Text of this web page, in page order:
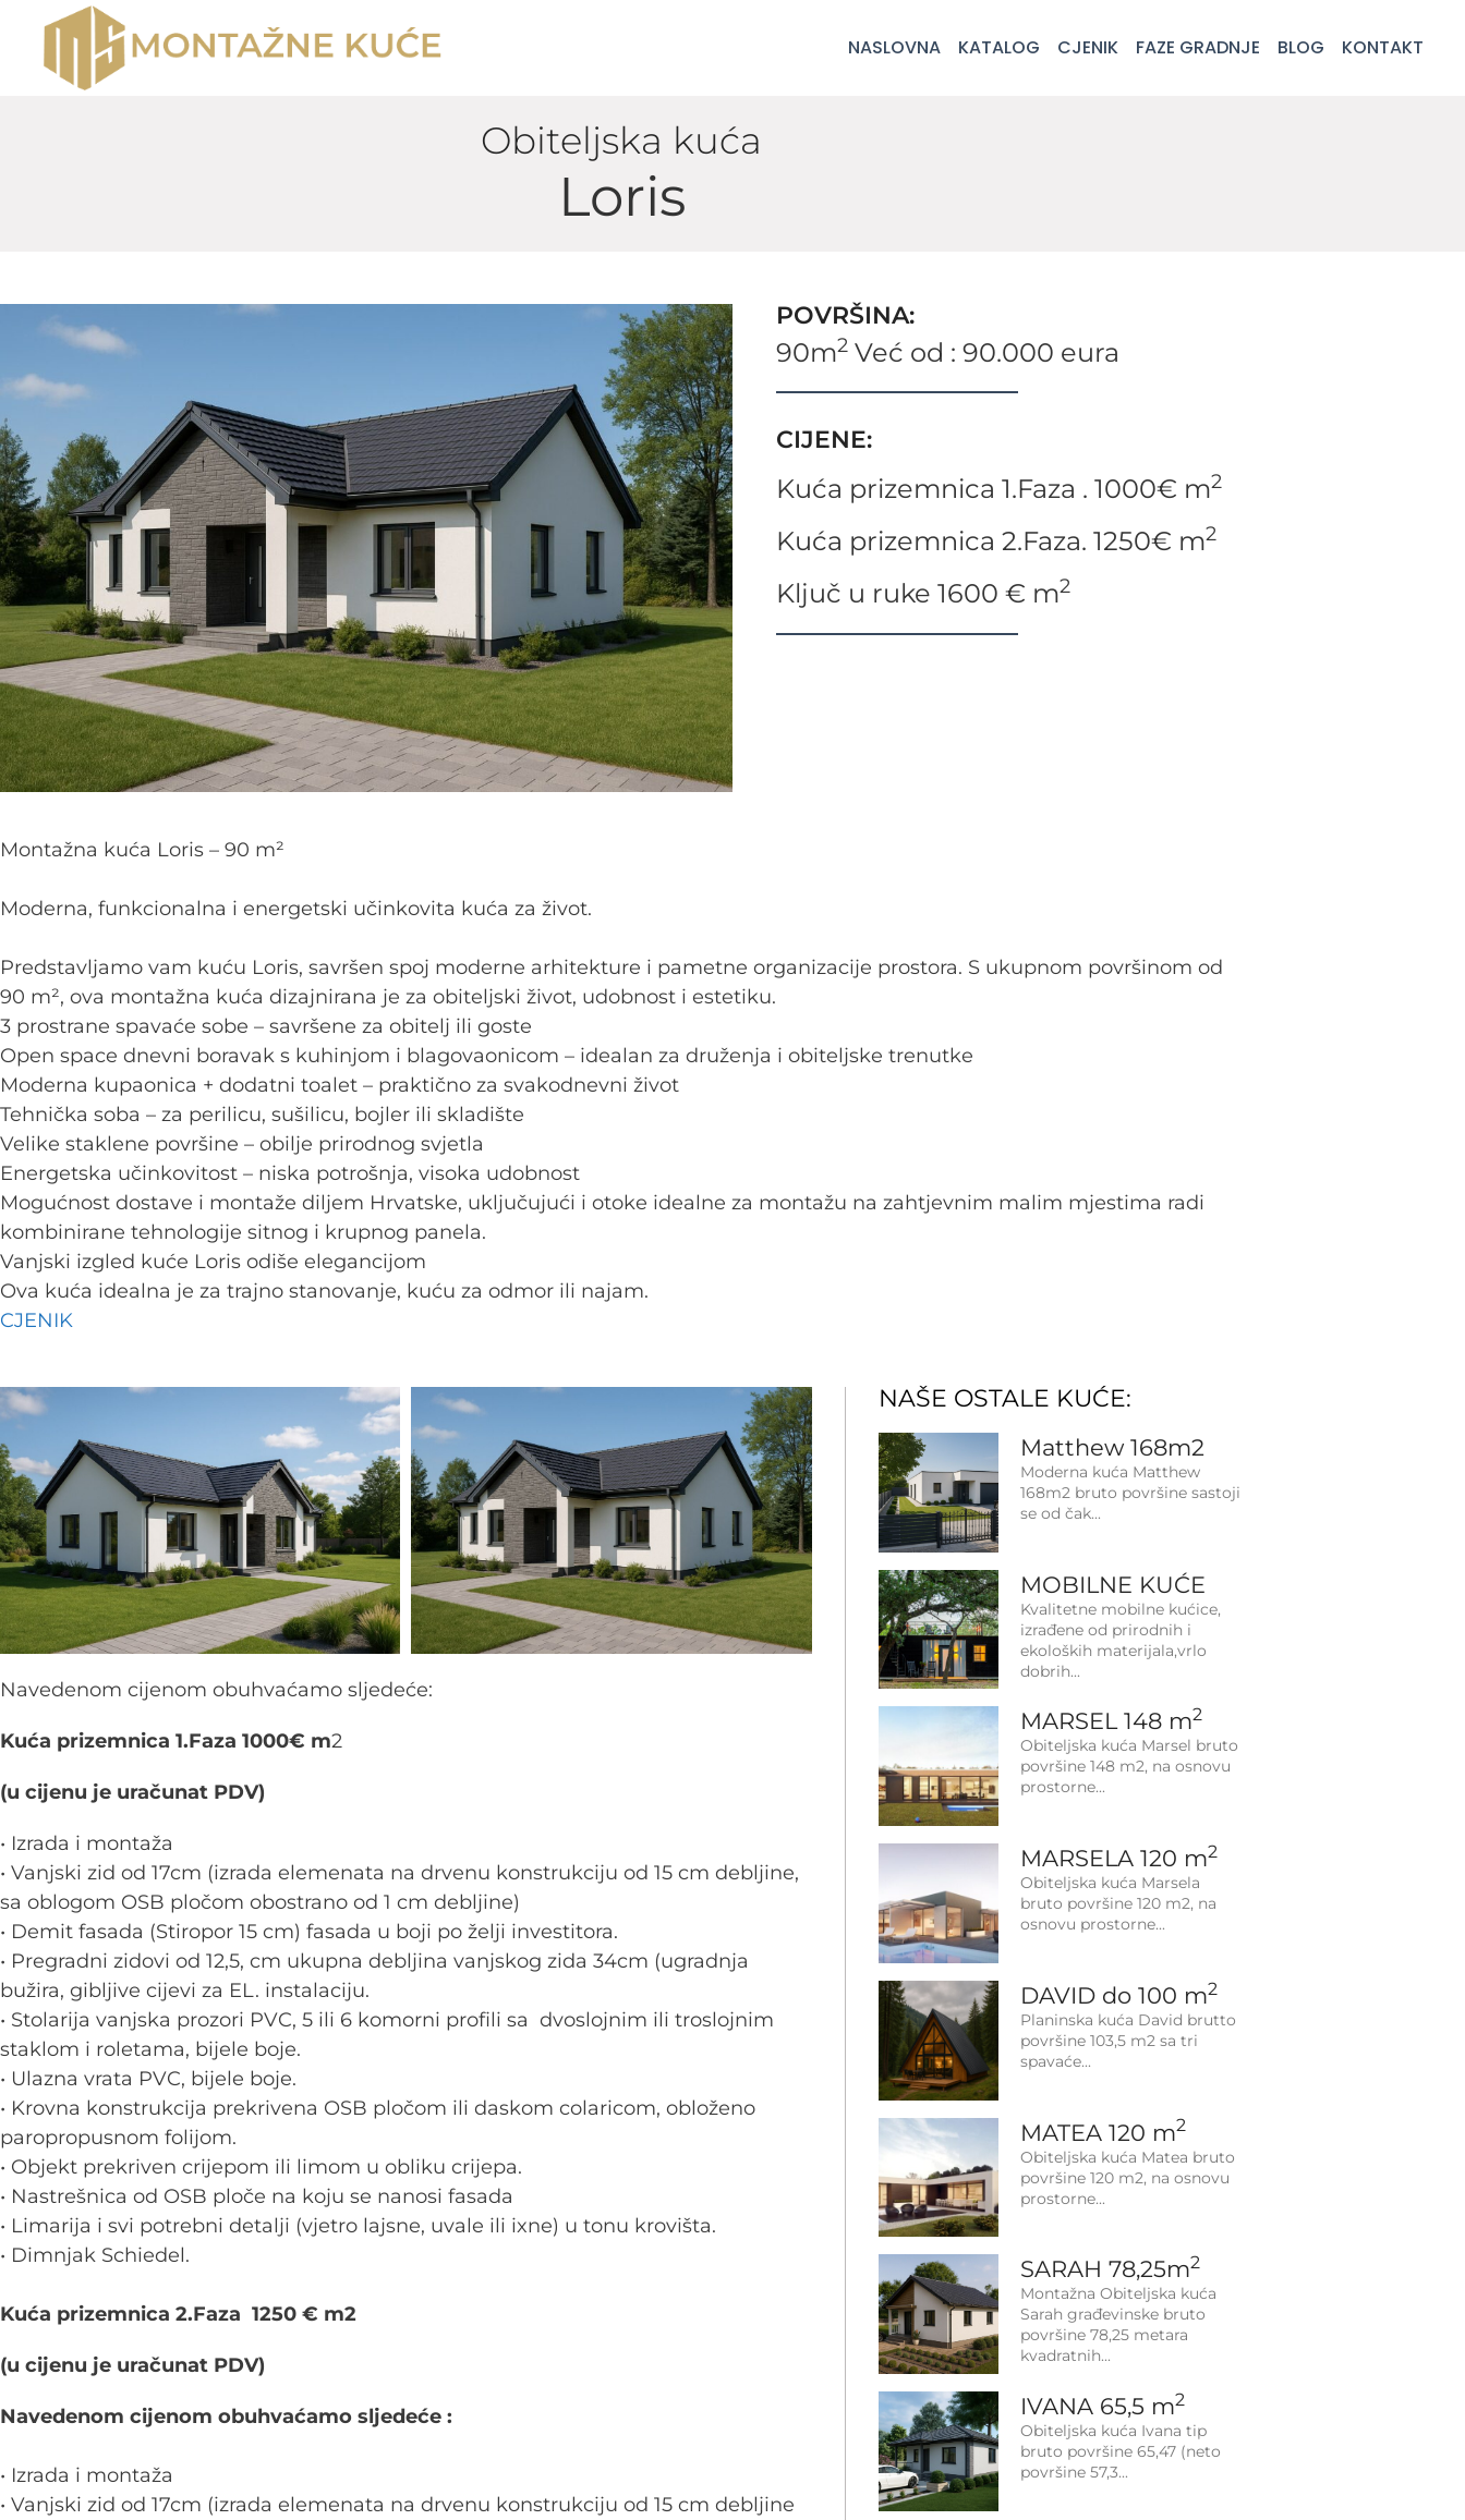
NASLOVNA KATALOG CJENIK FAZE GRADNJE BLOG KONTAKT
Obiteljska kuća
Loris
POVRŠINA:
90m2Već od : 90.000 eura
CIJENE:
Kuća prizemnica 1.Faza . 1000€ m2
Kuća prizemnica 2.Faza. 1250€ m2
Ključ u ruke 1600 € m2
Montažna kuća Loris – 90 m²
Moderna, funkcionalna i energetski učinkovita kuća za život.
Predstavljamo vam kuću Loris, savršen spoj moderne arhitekture i pametne organizacije prostora. S ukupnom površinom od
90 m², ova montažna kuća dizajnirana je za obiteljski život, udobnost i estetiku.
3 prostrane spavaće sobe – savršene za obitelj ili goste
Open space dnevni boravak s kuhinjom i blagovaonicom – idealan za druženja i obiteljske trenutke
Moderna kupaonica + dodatni toalet – praktično za svakodnevni život
Tehnička soba – za perilicu, sušilicu, bojler ili skladište
Velike staklene površine – obilje prirodnog svjetla
Energetska učinkovitost – niska potrošnja, visoka udobnost
Mogućnost dostave i montaže diljem Hrvatske, uključujući i otoke idealne za montažu na zahtjevnim malim mjestima radi
kombinirane tehnologije sitnog i krupnog panela.
Vanjski izgled kuće Loris odiše elegancijom
Ova kuća idealna je za trajno stanovanje, kuću za odmor ili najam.
CJENIK
Navedenom cijenom obuhvaćamo sljedeće:
Kuća prizemnica 1.Faza 1000€ m2
(u cijenu je uračunat PDV)
• Izrada i montaža
• Vanjski zid od 17cm (izrada elemenata na drvenu konstrukciju od 15 cm debljine,
sa oblogom OSB pločom obostrano od 1 cm debljine)
• Demit fasada (Stiropor 15 cm) fasada u boji po želji investitora.
• Pregradni zidovi od 12,5, cm ukupna debljina vanjskog zida 34cm (ugradnja
bužira, gibljive cijevi za EL. instalaciju.
• Stolarija vanjska prozori PVC, 5 ili 6 komorni profili sa dvoslojnim ili troslojnim
staklom i roletama, bijele boje.
• Ulazna vrata PVC, bijele boje.
• Krovna konstrukcija prekrivena OSB pločom ili daskom colaricom, obloženo
paropropusnom folijom.
• Objekt prekriven crijepom ili limom u obliku crijepa.
• Nastrešnica od OSB ploče na koju se nanosi fasada
• Limarija i svi potrebni detalji (vjetro lajsne, uvale ili ixne) u tonu krovišta.
• Dimnjak Schiedel.
Kuća prizemnica 2.Faza 1250 € m2
(u cijenu je uračunat PDV)
Navedenom cijenom obuhvaćamo sljedeće :
• Izrada i montaža
• Vanjski zid od 17cm (izrada elemenata na drvenu konstrukciju od 15 cm debljine
NAŠE OSTALE KUĆE:
Matthew 168m2
Moderna kuća Matthew
168m2 bruto površine sastoji
se od čak
MOBILNE KUĆE
Kvalitetne mobilne kućice,
izrađene od prirodnih i
ekoloških materijala,vrlo
dobrih
MARSEL 148 m2
Obiteljska kuća Marsel bruto
površine 148 m2, na osnovu
prostorne
MARSELA 120 m2
Obiteljska kuća Marsela
bruto površine 120 m2, na
osnovu prostorne
DAVID do 100 m2
Planinska kuća David brutto
površine 103,5 m2 sa tri
spavaće
MATEA 120 m2
Obiteljska kuća Matea bruto
površine 120 m2, na osnovu
prostorne
SARAH 78,25m2
Montažna Obiteljska kuća
Sarah građevinske bruto
površine 78,25 metara
kvadratnih
IVANA 65,5 m2
Obiteljska kuća Ivana tip
bruto površine 65,47 (neto
površine 57,3